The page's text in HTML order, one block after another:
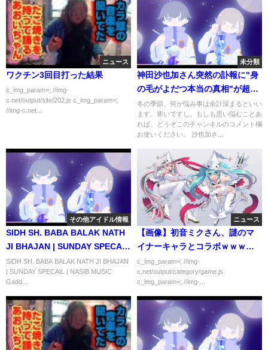
ニュース
ワクチン3回目打った結果
c_img_param=; //img-
c.net/output/site/202.js c_img_param=;
//img-c.net...
未分類
神田沙也加さん突然の訃報に"身
の毛がよだつ本当の真相"が超絶
ヤバい！！母松田聖子さんのデ
ィナーショーの違和感に気づい
た事に衝撃
冬の季節、何か悩み事は余計深まるといい
ます。寒いですし。もしも思い悩むことあ
れば、どうぞこのチャンネルのコメント欄
お使いください。 沙也加さ...
その他アイドル情報
SIDH SH. BABA BALAK NATH
JI BHAJAN | SUNDAY SPECAIL
| NASIB MUSIC
SIDH SH. BABA BALAK NATH JI BHAJAN
| SUNDAY SPECAIL | NASIB MUSIC
Gadd...
ニュース
【画像】初音ミクさん、謎のマ
イナーキャラとコラボｗｗｗｗ
ｗｗ
c_img_param=; //img-
c.net/output/category/game.js
c_img_param=; //img-...